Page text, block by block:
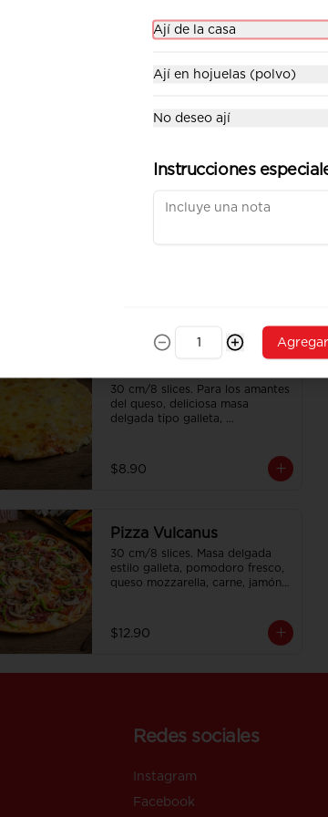
Pizza Jamón Love
tipo galleta, pomodoro fresco,
Pizza Ragú Jamón y
30 cm/8 slices. Para los amantes
del queso, deliciosa masa
delgada tipo galleta,
$8.90
Pizza Vulcanus
30 cm/8 slices. Masa delgada
estilo galleta, pomodoro fresco,
queso mozzarella, carne, jamón,
$12.90
Redes sociales
Instagram
Facebook
Ají de la casa
Ají en hojuelas (polvo)
No deseo ají
Instrucciones
Agregar